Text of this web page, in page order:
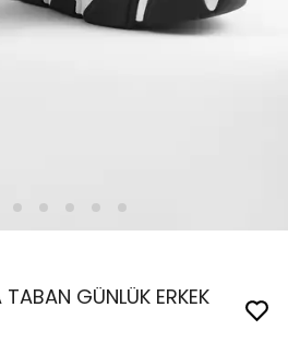
TABAN GÜNLÜK ERKEK